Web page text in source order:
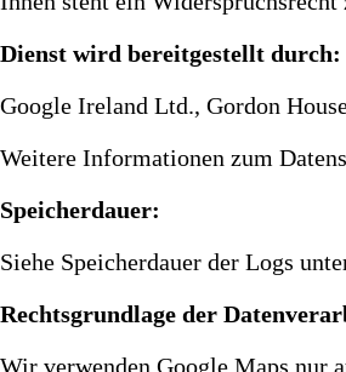
Dienst wird bereitgestellt durch:
Google Ireland Ltd., Gordon
Weitere Informationen zum
Speicherdauer:
Siehe Speicherdauer der Logs
Rechtsgrundlage der
Wir verwenden Google Maps nur